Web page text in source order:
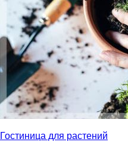
Гостиница для растений